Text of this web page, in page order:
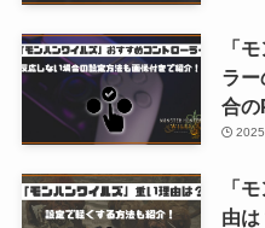
「
ラ
合の
「
由